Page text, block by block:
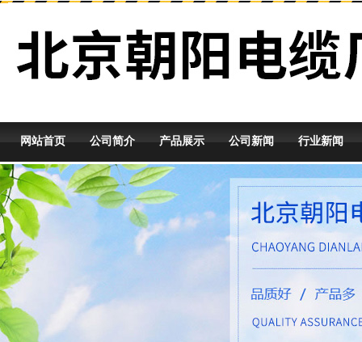
网站首页 公司简介 产品展示 公司新闻 行业新闻